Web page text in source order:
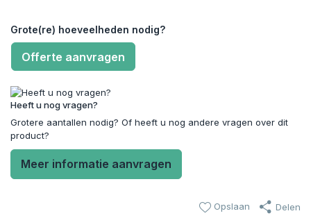
Grote(re) hoeveelheden nodig?
Offerte aanvragen
Heeft u nog vragen?
Grotere aantallen nodig? Of heeft u nog andere vragen over dit
product?
Meer informatie aanvragen
Opslaan Delen